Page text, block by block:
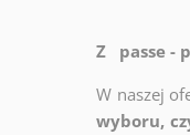
Z passe -
W naszej
wyboru,